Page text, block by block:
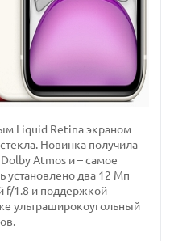
Liquid Retina экраном
Новинка получила
Atmos и – самое
установлено два 12 Мп
f/1.8 и поддержкой
ультраширокоугольный